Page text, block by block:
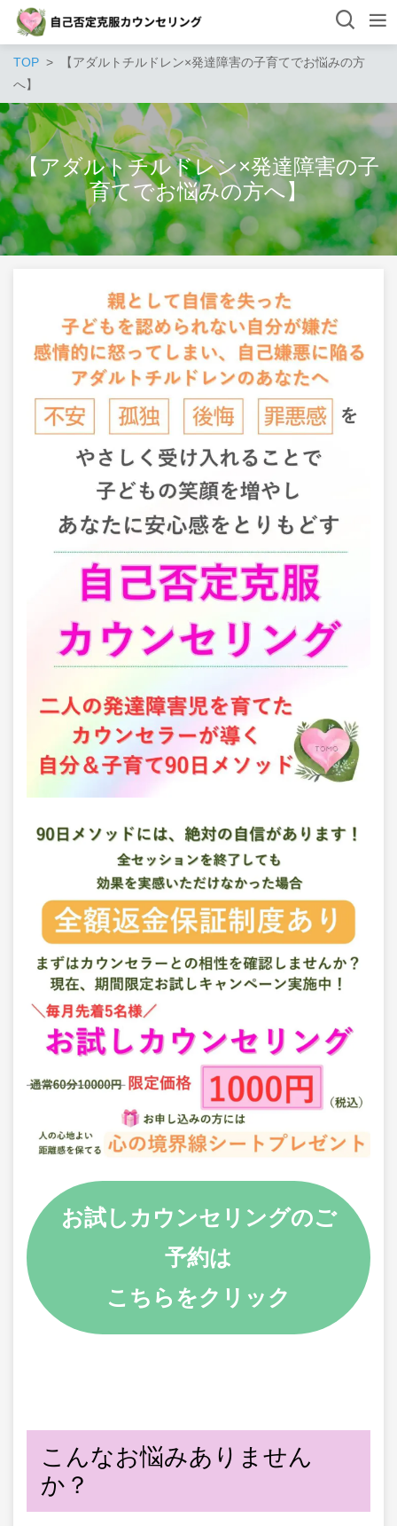
TOP
【アダルトチルドレン×発達障害の子育てでお悩みの方
へ】
【アダルトチルドレン×発達障害の子
育てでお悩みの方へ】
お試しカウンセリングのご
予約は
こちらをクリック
こんなお悩みありません
か？